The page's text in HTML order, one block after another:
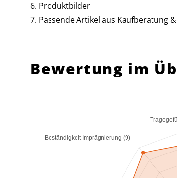
Produktbilder
Passende Artikel aus Kaufberatung
Bewertung im
Beständigkeit Imprägnierung (9)